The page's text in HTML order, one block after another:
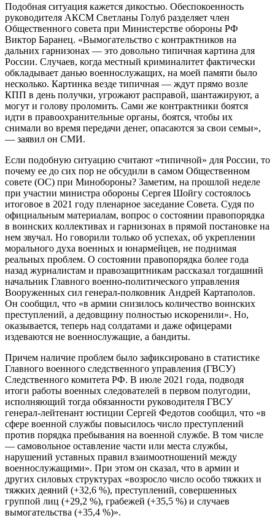
Подобная ситуация кажется дикостью. Обеспокоенность
руководителя АКСМ Светланы Голуб разделяет член
Общественного совета при Министерстве обороны РФ
Виктор Баранец. «Вымогательство с контрактников на
дальних гарнизонах — это довольно типичная картина для
России. Случаев, когда местный криминалитет фактически
обкладывает данью военнослужащих, на моей памяти было
несколько. Картинка везде типичная — ждут прямо возле
КПП в день получки, угрожают расправой, шантажируют, а
могут и голову проломить. Сами же контрактники боятся
идти в правоохранительные органы, боятся, чтобы их
снимали во время передачи денег, опасаются за свои семьи»,
— заявил он СМИ.
Если подобную ситуацию считают «типичной» для России, то
почему ее до сих пор не обсудили в самом Общественном
совете (ОС) при Минобороны? Заметим, на прошлой неделе
при участии министра обороны Сергея Шойгу состоялось
итоговое в 2021 году пленарное заседание Совета. Судя по
официальным материалам, вопрос о состоянии правопорядка
в воинских коллективах и гарнизонах в прямой постановке на
нем звучал. Но говорили только об успехах, об укреплении
морального духа военных и юнармейцев, не поднимая
реальных проблем. О состоянии правопорядка более года
назад журналистам и правозащитникам рассказал тогдашний
начальник Главного военно-политического управления
Вооруженных сил генерал-полковник Андрей Картаполов.
Он сообщил, что «в армии снизилось количество воинских
преступлений, а дедовщину полностью искоренили». Но,
оказывается, теперь над солдатами и даже офицерами
издеваются не военнослужащие, а бандиты.
Причем наличие проблем было зафиксировано в статистике
Главного военного следственного управления (ГВСУ)
Следственного комитета РФ. В июле 2021 года, подводя
итоги работы военных следователей в первом полугодии,
исполняющий тогда обязанности руководителя ГВСУ
генерал-лейтенант юстиции Сергей Федотов сообщил, что «в
сфере военной службы повысилось число преступлений
против порядка пребывания на военной службе. В том числе
— самовольное оставление части или места службы,
нарушений уставных правил взаимоотношений между
военнослужащими». При этом он сказал, что в армии и
других силовых структурах «возросло число особо тяжких и
тяжких деяний (+32,6 %), преступлений, совершенных
группой лиц (+29,2 %), грабежей (+35,5 %) и случаев
вымогательства (+35,4 %)».